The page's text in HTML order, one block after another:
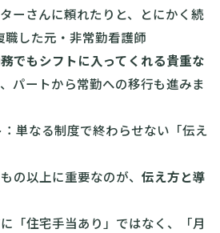
ーさんに頼れたりと、とにかく続
した元・非常勤看護師
でもシフトに入ってくれる貴重な
パートから常勤への移行も進みま
単なる制度で終わらせない「伝え
の以上に重要なのが、 伝え方と導
「住宅手当あり」ではなく、「月